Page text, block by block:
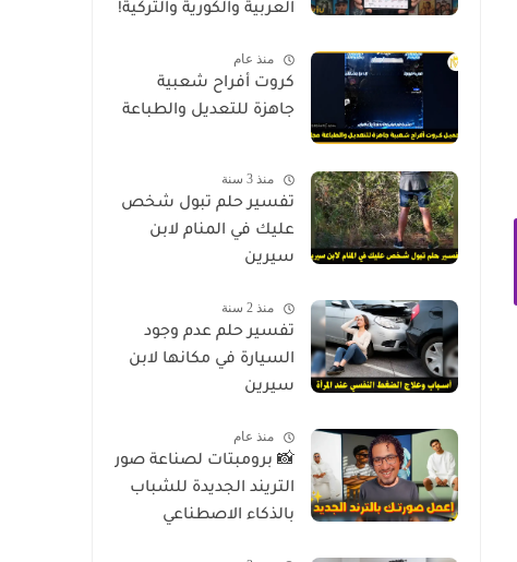
العربية والكورية والتركية!
منذ عام
كروت أفراح شعبية
جاهزة للتعديل والطباعة
منذ 3 سنة
تفسير حلم تبول شخص
عليك في المنام لابن
سيرين
منذ 2 سنة
تفسير حلم عدم وجود
السيارة في مكانها لابن
سيرين
منذ عام
📸 برومبتات لصناعة صور
التريند الجديدة للشباب
بالذكاء الاصطناعي